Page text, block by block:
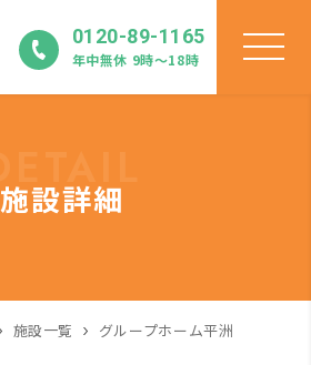
0120-89-1165
年中無休 9時〜18時
施設詳細
施設一覧 グループホーム平洲